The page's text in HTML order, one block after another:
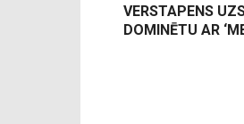
VERSTAPENS
DOMINĒTU AR